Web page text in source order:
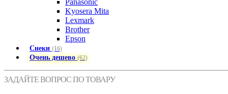
Panasonic
Kyosera Mita
Lexmark
Brother
Epson
Снеки (16)
Очень дешево(62)
ЗАДАЙТЕ ВОПРОС ПО ТОВАРУ